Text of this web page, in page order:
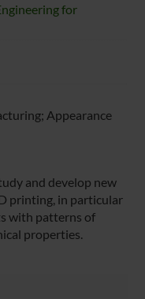
for
Appearance
and develop new
printing, in particular
with patterns of
properties.